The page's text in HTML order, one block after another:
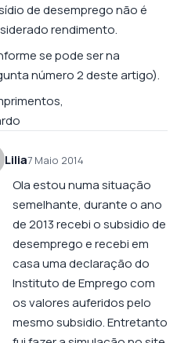
de desemprego não é
rendimento.
se pode ser na
número 2 deste artigo).
Lilia7 Maio 2014
Ola estou numa situação
semelhante, durante o ano
de 2013 recebi o subsidio de
desemprego e recebi em
casa uma declaração do
Instituto de Emprego com
os valores auferidos pelo
mesmo subsidio. Entretanto